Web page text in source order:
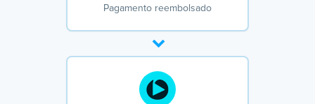
Pagamento reembolsado